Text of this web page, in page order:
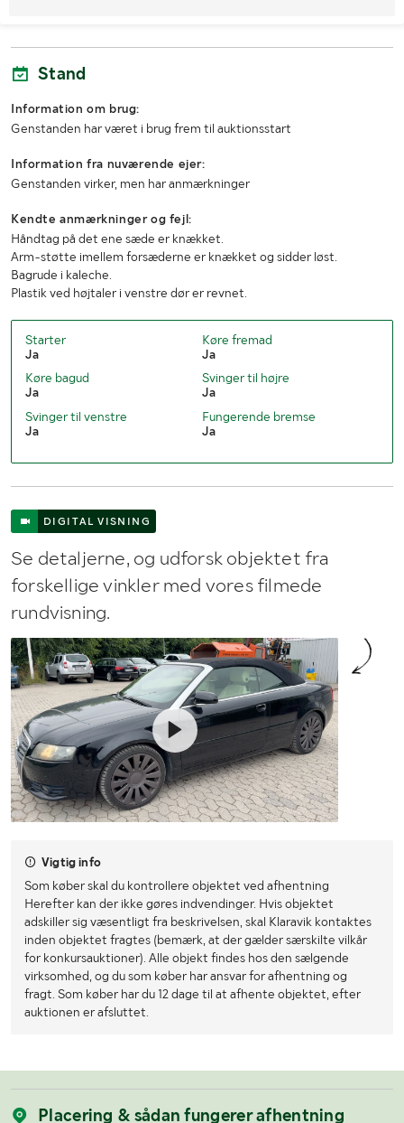
Stand
Information om brug:
Genstanden har været i brug frem til auktionsstart
Information fra nuværende ejer:
Genstanden virker, men har anmærkninger
Kendte anmærkninger og fejl:
Håndtag på det ene sæde er knækket.
Arm-støtte imellem forsæderne er knækket og sidder løst.
Bagrude i kaleche.
Plastik ved højtaler i venstre dør er revnet.
Starter
Ja
Køre fremad
Ja
Køre bagud
Ja
Svinger til højre
Ja
Svinger til venstre
Ja
Fungerende bremse
Ja
DIGITAL VISNING
Se detaljerne, og udforsk objektet fra
forskellige vinkler med vores filmede
rundvisning.
Vigtig info
Som køber skal du kontrollere objektet ved afhentning
Herefter kan der ikke gøres indvendinger. Hvis objektet
adskiller sig væsentligt fra beskrivelsen, skal Klaravik kontaktes
inden objektet fragtes (bemærk, at der gælder særskilte vilkår
for konkursauktioner). Alle objekt findes hos den sælgende
virksomhed, og du som køber har ansvar for afhentning og
fragt. Som køber har du 12 dage til at afhente objektet, efter
auktionen er afsluttet.
Placering & sådan fungerer afhentning